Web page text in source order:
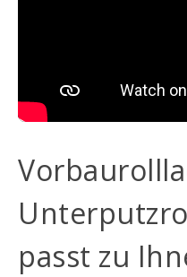
passt zu